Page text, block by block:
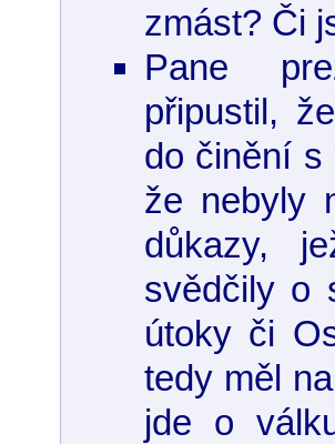
zmást? Či
Pane
připustil,
do činění s
že nebyly
důkazy,
svědčily o
útoky či
tedy měl
jde o